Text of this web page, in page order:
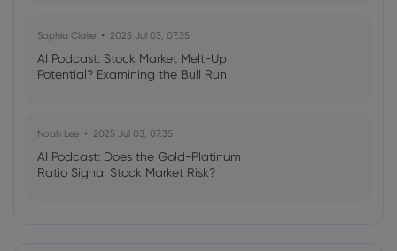
Sophia Claire 2025 Jul 03, 07:35
AI Podcast: Stock Market Melt-Up
Potential? Examining the Bull Run
Noah Lee 2025 Jul 03, 07:35
AI Podcast: Does the Gold-Platinum
Ratio Signal Stock Market Risk?